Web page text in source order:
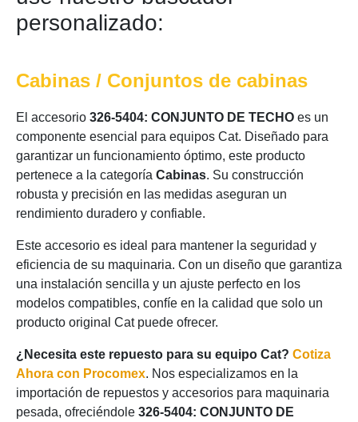
personalizado:
Cabinas / Conjuntos de cabinas
El accesorio 326-5404: CONJUNTO DE TECHO es un
componente esencial para equipos Cat. Diseñado para
garantizar un funcionamiento óptimo, este producto
pertenece a la categoría Cabinas. Su construcción
robusta y precisión en las medidas aseguran un
rendimiento duradero y confiable.
Este accesorio es ideal para mantener la seguridad y
eficiencia de su maquinaria. Con un diseño que garantiza
una instalación sencilla y un ajuste perfecto en los
modelos compatibles, confíe en la calidad que solo un
producto original Cat puede ofrecer.
¿Necesita este repuesto para su equipo Cat? Cotiza
Ahora con Procomex. Nos especializamos en la
importación de repuestos y accesorios para maquinaria
pesada, ofreciéndole 326-5404: CONJUNTO DE